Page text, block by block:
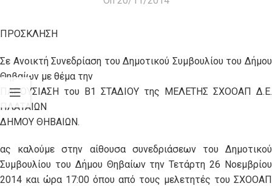
ΠΡΟΣΚΛΗΣΗ
Σε Ανοικτή Συνεδρίαση του Δημοτικού Συμβουλίου του Δήμου
Θηβαίων με θέμα την
ΠΑΡΟΥΣΙΑΣΗ του Β1 ΣΤΑΔΙΟΥ της ΜΕΛΕΤΗΣ ΣΧΟΟΑΠ Δ.Ε.
ΠΛΑΤΑΙΩΝ
ΔΗΜΟΥ ΘΗΒΑΙΩΝ.
ας καλούμε στην αίθουσα συνεδριάσεων του Δημοτικού
Συμβουλίου του Δήμου Θηβαίων την Τετάρτη 26 Νοεμβρίου
2014 και ώρα 17:00 όπου από τους μελετητές του ΣΧΟΟΑΠ